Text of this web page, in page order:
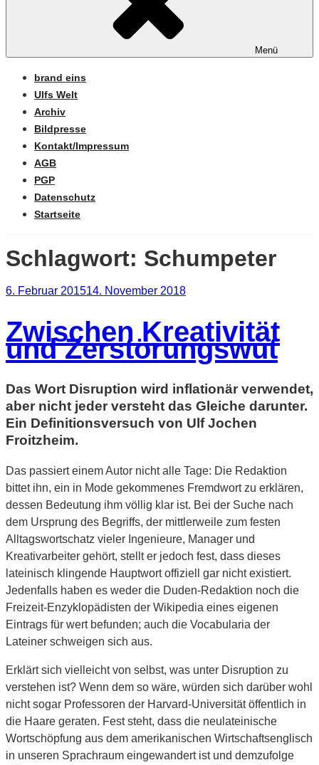
Menü
brand eins
Ulfs Welt
Archiv
Bildpresse
Kontakt/Impressum
AGB
PGP
Datenschutz
Startseite
Schlagwort: Schumpeter
Veröffentlicht
6. Februar 201514. November 2018
Zwischen Kreativität
und Zerstörungswut
Das Wort Disruption wird inflationär verwendet,
aber nicht jeder versteht das Gleiche darunter.
Ein Definitionsversuch von Ulf Jochen
Froitzheim.
Das passiert einem Autor nicht alle Tage: Die Redaktion
bittet ihn, ein in Mode gekommenes Fremdwort zu erklären,
dessen Bedeutung ihm völlig klar ist. Bei der Suche nach
dem Ursprung des Begriffs, der mittlerweile zum festen
Alltagswortschatz vieler Ingenieure, Manager und
Kreativarbeiter gehört, stellt er jedoch fest, dass dieses
lateinisch klingende Hauptwort offiziell gar nicht existiert.
Jedenfalls haben es weder die Duden-Redaktion noch die
Freizeit-Enzyklopädisten der Wikipedia eines eigenen
Eintrags für wert befunden; auch die Vocabularia der
Lateiner schweigen sich aus.
Erklärt sich vielleicht von selbst, was unter Disruption zu
verstehen ist? Wenn dem so wäre, würden sich darüber wohl
nicht sogar Professoren der Harvard-Universität öffentlich in
die Haare geraten. Fest steht, dass die neulateinische
Wortschöpfung aus dem amerikanischen Wirtschaftsenglisch
in unseren Sprachraum eingewandert ist und demzufolge